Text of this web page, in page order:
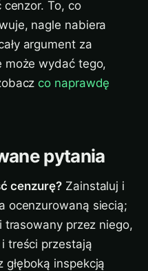
cenzor. To, co
nagle nabiera
argument za
może wydać tego,
co naprawdę
pytania
cenzurę? Zainstaluj i
ocenzurowaną siecią;
przez niego,
treści przestają
inspekcją